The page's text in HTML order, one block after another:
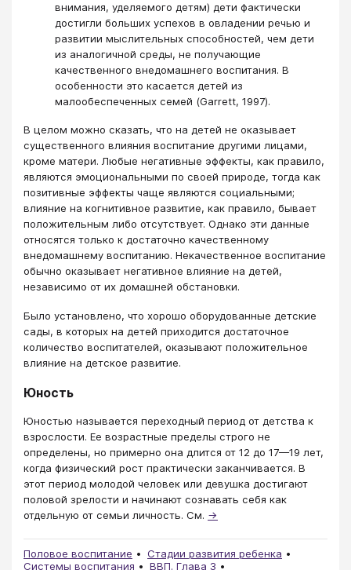
внимания, уделяемого детям) дети фактически
достигли больших успехов в овладении речью и
развитии мыслительных способностей, чем дети
из аналогичной среды, не получающие
качественного внедомашнего воспитания. В
особенности это касается детей из
малообеспеченных семей (Garrett, 1997).
В целом можно сказать, что на детей не оказывает
существенного влияния воспитание другими лицами,
кроме матери. Любые негативные эффекты, как правило,
являются эмоциональными по своей природе, тогда как
позитивные эффекты чаще являются социальными;
влияние на когнитивное развитие, как правило, бывает
положительным либо отсутствует. Однако эти данные
относятся только к достаточно качественному
внедомашнему воспитанию. Некачественное воспитание
обычно оказывает негативное влияние на детей,
независимо от их домашней обстановки.
Было установлено, что хорошо оборудованные детские
сады, в которых на детей приходится достаточное
количество воспитателей, оказывают положительное
влияние на детское развитие.
Юность
Юностью называется переходный период от детства к
взрослости. Ее возрастные пределы строго не
определены, но примерно она длится от 12 до 17—19 лет,
когда физический рост практически заканчивается. В
этот период молодой человек или девушка достигают
половой зрелости и начинают сознавать себя как
отдельную от семьи личность. См. →
Половое воспитание
Стадии развития ребенка
Системы воспитания
ВВП. Глава 3